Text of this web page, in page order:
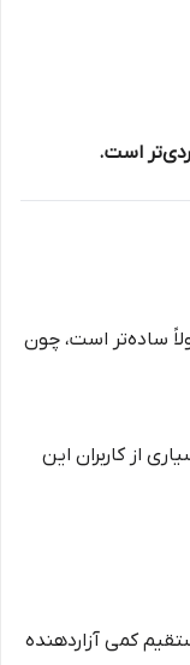
است.
ساده‌تر است، چون
از کاربران این
کمی آزاردهنده